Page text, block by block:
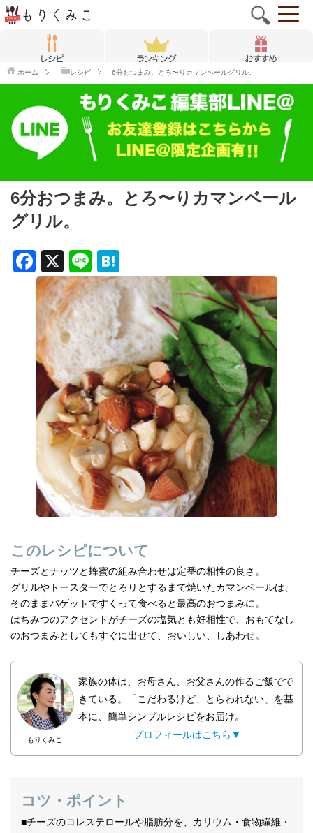
ホーム レシピ 6分おつまみ。とろ〜りカマンベールグリル。
6分おつまみ。とろ〜りカマンベール
グリル。
F
a
c
e
b
o
o
k
X
Li
n
e
at
e
n
a
このレシピについて
チーズとナッツと蜂蜜の組み合わせは定番の相性の良さ。
グリルやトースターでとろりとするまで焼いたカマンベールは、
そのままバゲットですくって食べると最高のおつまみに。
はちみつのアクセントがチーズの塩気とも好相性で、おもてなし
のおつまみとしてもすぐに出せて、おいしい、しあわせ。
もりくみこ
家族の体は、お母さん、お父さんの作るご飯でで
きている。「こだわるけど、とらわれない」を基
本に、簡単シンプルレシピをお届け。
プロフィールはこちら▼
コツ・ポイント
■チーズのコレステロールや脂肪分を、カリウム・食物繊維・